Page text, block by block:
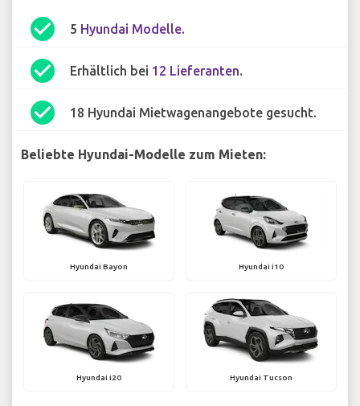
check_circle 5 Hyundai Modelle.
check_circle Erhältlich bei 12 Lieferanten.
check_circle 18 Hyundai Mietwagenangebote gesucht.
Beliebte Hyundai-Modelle zum Mieten:
Hyundai Bayon Hyundai i10
Hyundai i20 Hyundai Tucson